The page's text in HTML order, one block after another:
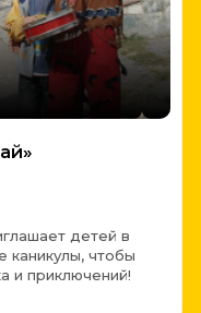
детей в
каникулы, чтобы
и приключений!